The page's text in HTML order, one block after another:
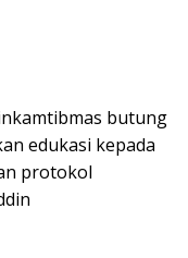
butung
edukasi kepada
protokol